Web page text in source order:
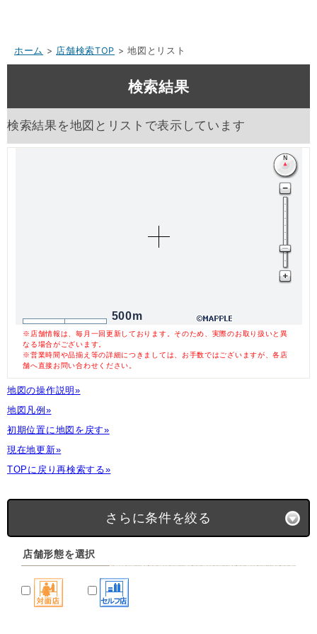
ホーム > 店舗検索TOP > 地図とリスト
検索結果
検索結果を地図とリストで表示しています
500m
※店舗情報は、毎月一回更新しております。そのため、実際のお取り扱いと異
なる場合がございます。
※営業時間や品揃え等の詳細につきましては、お手数ではございますが、各店
舗へ直接お問い合わせください。
地図の操作説明»
地図凡例»
初期位置に地図を戻す»
現在地更新»
TOPに戻り再検索する»
さらに条件を絞る
店舗形態を選択